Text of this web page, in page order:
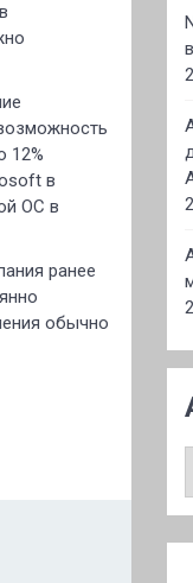
12%
в
ОС в
ранее
обычно